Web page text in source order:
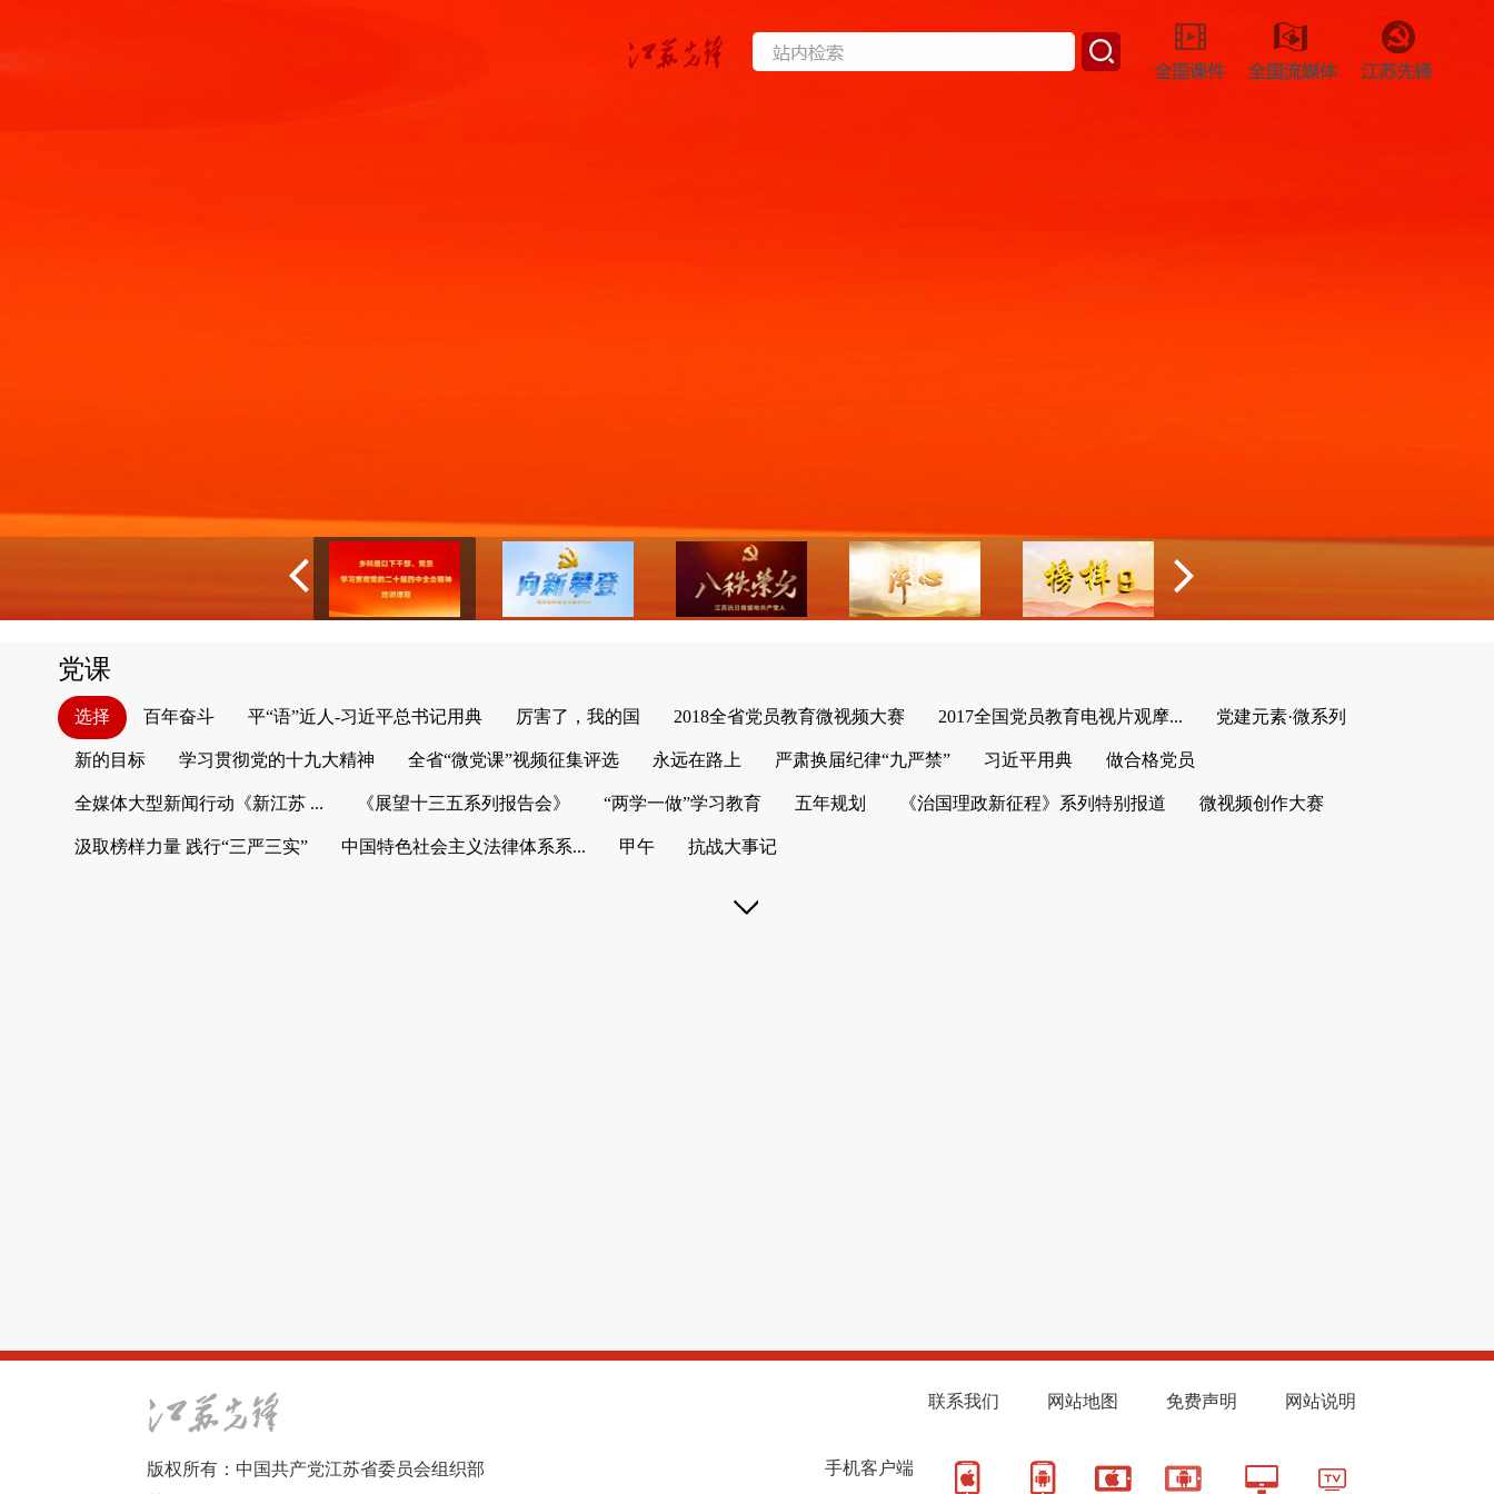
党课
选择 百年奋斗 平“语”近人-习近平总书记用典 厉害了，我的国 2018全省党员教育微视频大赛 2017全国党员教育电视片观摩... 党建元素·微系列
新的目标 学习贯彻党的十九大精神 全省“微党课”视频征集评选 永远在路上 严肃换届纪律“九严禁” 习近平用典 做合格党员
全媒体大型新闻行动《新江苏 ... 《展望十三五系列报告会》 “两学一做”学习教育 五年规划 《治国理政新征程》系列特别报道 微视频创作大赛
汲取榜样力量 践行“三严三实” 中国特色社会主义法律体系系... 甲午 抗战大事记
版权所有：中国共产党江苏省委员会组织部
联系我们 网站地图 免费声明 网站说明
手机客户端